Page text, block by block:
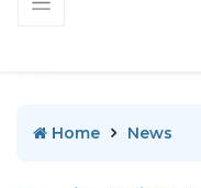
Home News